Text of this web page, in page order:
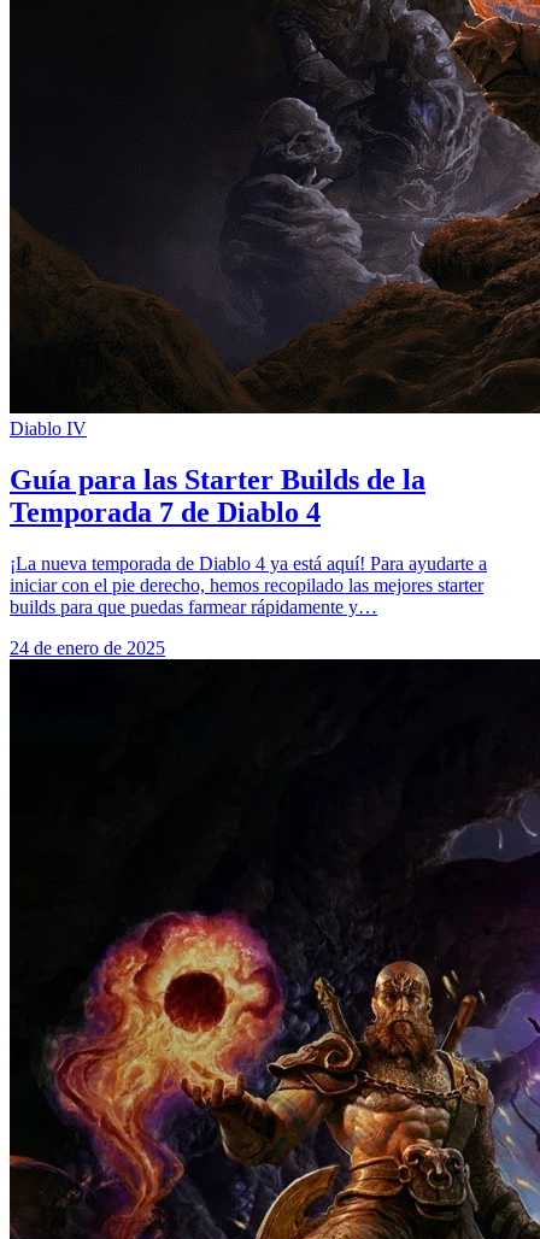
Diablo IV
Guía para las Starter Builds de la
Temporada 7 de Diablo 4
¡La nueva temporada de Diablo 4 ya está aquí! Para ayudarte a
iniciar con el pie derecho, hemos recopilado las mejores starter
builds para que puedas farmear rápidamente y…
24 de enero de 2025